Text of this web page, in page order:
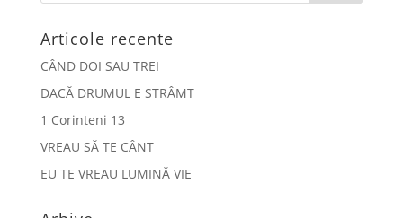
Articole recente
CÂND DOI SAU TREI
DACĂ DRUMUL E STRÂMT
1 Corinteni 13
VREAU SĂ TE CÂNT
EU TE VREAU LUMINĂ VIE